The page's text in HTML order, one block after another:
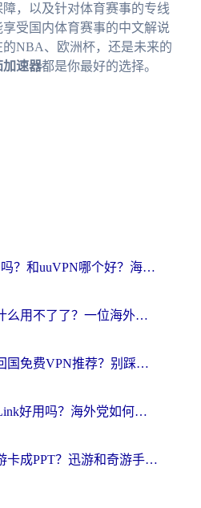
，以及针对体育赛事的专线
受国内体育赛事的中文解说
NBA、欧洲杯，还是未来的
加速器都是你最好的选择。
MalusVPN好用吗？和uuVPN哪个好？海外党无缝访问国内资源的真实对比与选择指南
归雁加速器为什么用不了了？一位海外游子的真实困惑与技术解答
海外党必看：回国免费VPN推荐？别踩坑！教你选对加速器无缝刷国内资源
ChickCN和GoLink好用吗？海外党如何选对回国加速器
海外玩国内手游卡成PPT？迅游和奇游手游哪个好？一篇讲透回国加速器怎么选